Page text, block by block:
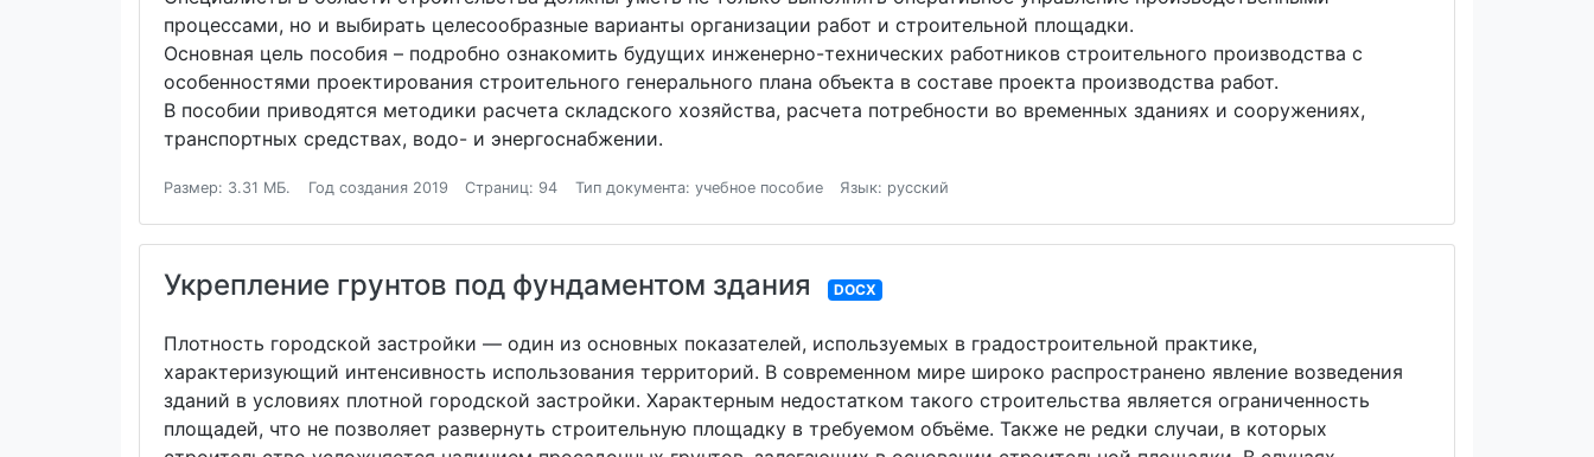
процессами, но и выбирать целесообразные варианты организации работ и строительной площадки.
Основная цель пособия – подробно ознакомить будущих инженерно-технических работников строительного производства с
особенностями проектирования строительного генерального плана объекта в составе проекта производства работ.
В пособии приводятся методики расчета складского хозяйства, расчета потребности во временных зданиях и сооружениях,
транспортных средствах, водо- и энергоснабжении.
Размер: 3.31 МБ. Год создания 2019 Страниц: 94 Тип документа: учебное пособие Язык: русский
Укрепление грунтов под фундаментом здания DOCX
Плотность городской застройки — один из основных показателей, используемых в градостроительной практике,
характеризующий интенсивность использования территорий. В современном мире широко распространено явление возведения
зданий в условиях плотной городской застройки. Характерным недостатком такого строительства является ограниченность
площадей, что не позволяет развернуть строительную площадку в требуемом объёме. Также не редки случаи, в которых